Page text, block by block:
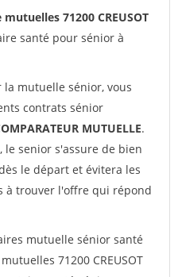
71200 CREUSOT
santé pour sénior à
mutuelle sénior, vous
contrats sénior
MUTUELLE.
senior s'assure de bien
le départ et évitera les
à trouver l'offre qui répond
mutuelle sénior santé
71200 CREUSOT